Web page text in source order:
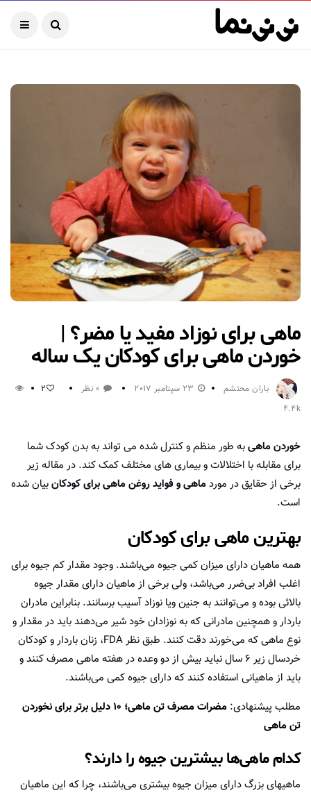
ماهی برای نوزاد مفید یا مضر؟ |
خوردن ماهی برای کودکان یک ساله
باران محتشم 23 سپتامبر 2017 0 نظر 2
4.4k
خوردن ماهیبه طور منظم و کنترل شده می تواند به بدن کودک شما
برای مقابله با اختلالات و بیماری های مختلف کمک کند. در مقاله زیر
برخی از حقایق در موردماهی و فواید روغن ماهی برای کودکانبیان شده
است.
بهترین ماهی برای کودکان
همه ماهیان دارای میزان کمی جیوه می‌باشند. وجود مقدار کم جیوه برای
اغلب افراد بی‌ضرر می‌باشد، ولی برخی از ماهیان دارای مقدار جیوه
بالائی بوده و می‌توانند به جنین ویا نوزاد آسیب برسانند. بنابراین مادران
باردار و همچنین مادرانی که به نوزادان خود شیر می‌دهند باید در مقدار و
نوع ماهی که می‌خورند دقت کنند. طبق نظر FDA، زنان باردار و کودکان
خردسال زیر ۶ سال نباید بیش از دو وعده در هفته ماهی مصرف کنند و
باید از ماهیانی استفاده کنند که دارای جیوه کمی می‌باشند.
مطلب پیشنهادی:
مضرات مصرف تن ماهی؛ ۱۰ دلیل برتر برای نخوردن
تن ماهی
کدام ماهی‌ها بیشترین جیوه را دارند؟
ماهیهای بزرگ دارای میزان جیوه بیشتری می‌باشند، چرا که این ماهیان